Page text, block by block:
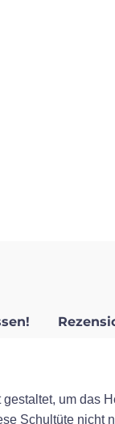
um das
Schultüte nicht